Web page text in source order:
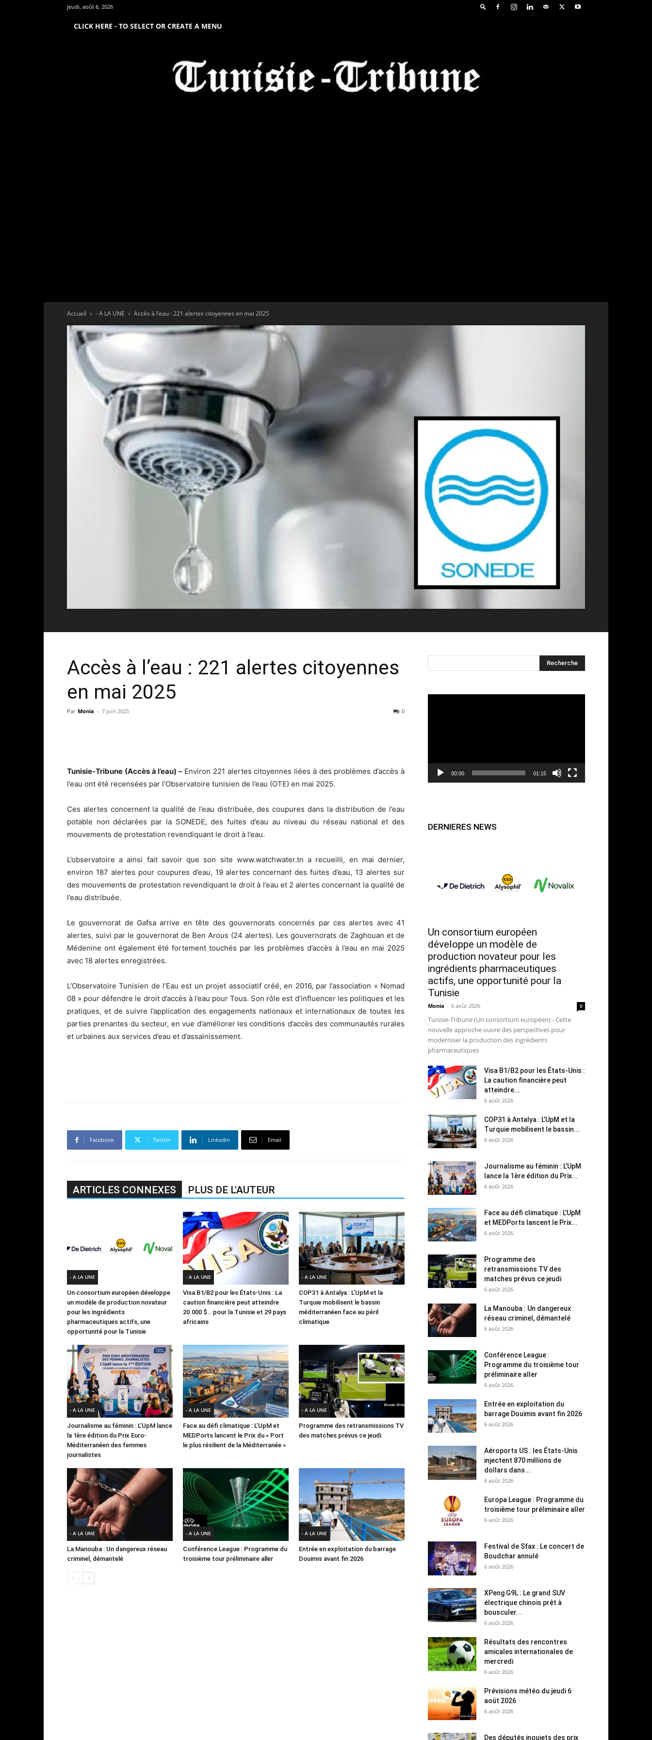
jeudi, août 6, 2026
CLICK HERE - TO SELECT OR CREATE A MENU
Accueil - A LA UNE Accès à l’eau : 221 alertes citoyennes en mai 2025
Accès à l’eau : 221 alertes citoyennes
en mai 2025
Par Monia - 7 juin 2025 0
Tunisie-Tribune (Accès à l’eau) – Environ 221 alertes citoyennes liées à des problèmes d’accès à
l’eau ont été recensées par l’Observatoire tunisien de l’eau (OTE) en mai 2025.
Ces alertes concernent la qualité de l’eau distribuée, des coupures dans la distribution de l’eau
potable non déclarées par la SONEDE, des fuites d’eau au niveau du réseau national et des
mouvements de protestation revendiquant le droit à l’eau.
L’observatoire a ainsi fait savoir que son site www.watchwater.tn a recueilli, en mai dernier,
environ 187 alertes pour coupures d’eau, 19 alertes concernant des fuites d’eau, 13 alertes sur
des mouvements de protestation revendiquant le droit à l’eau et 2 alertes concernant la qualité de
l’eau distribuée.
Le gouvernorat de Gafsa arrive en tête des gouvernorats concernés par ces alertes avec 41
alertes, suivi par le gouvernorat de Ben Arous (24 alertes). Les gouvernorats de Zaghouan et de
Médenine ont également été fortement touchés par les problèmes d’accès à l’eau en mai 2025
avec 18 alertes enregistrées.
L’Observatoire Tunisien de l’Eau est un projet associatif créé, en 2016, par l’association « Nomad
08 » pour défendre le droit d’accès à l’eau pour Tous. Son rôle est d’influencer les politiques et les
pratiques, et de suivre l’application des engagements nationaux et internationaux de toutes les
parties prenantes du secteur, en vue d’améliorer les conditions d’accès des communautés rurales
et urbaines aux services d’eau et d’assainissement.
Facebook Twitter Linkedin Email
ARTICLES CONNEXES PLUS DE L'AUTEUR
- A LA UNE
Un consortium européen développe
un modèle de production novateur
pour les ingrédients
pharmaceutiques actifs, une
opportunité pour la Tunisie
- A LA UNE
Visa B1/B2 pour les États-Unis : La
caution financière peut atteindre
20.000 $… pour la Tunisie et 29 pays
africains
- A LA UNE
COP31 à Antalya : L’UpM et la
Turquie mobilisent le bassin
méditerranéen face au péril
climatique
- A LA UNE
Journalisme au féminin : L’UpM lance
la 1ère édition du Prix Euro-
Méditerranéen des femmes
journalistes
- A LA UNE
Face au défi climatique : L’UpM et
MEDPorts lancent le Prix du « Port
le plus résilient de la Méditerranée »
- A LA UNE
Programme des retransmissions TV
des matches prévus ce jeudi
- A LA UNE
La Manouba : Un dangereux réseau
criminel, démantelé
- A LA UNE
Conférence League : Programme du
troisième tour préliminaire aller
- A LA UNE
Entrée en exploitation du barrage
Douimis avant fin 2026
00:00 01:15
DERNIERES NEWS
Un consortium européen
développe un modèle de
production novateur pour les
ingrédients pharmaceutiques
actifs, une opportunité pour la
Tunisie
Monia - 6 août 2026 0
Tunisie-Tribune (Un consortium européen) - Cette
nouvelle approche ouvre des perspectives pour
moderniser la production des ingrédients
pharmaceutiques
Visa B1/B2 pour les États-Unis :
La caution financière peut
atteindre...
6 août 2026
COP31 à Antalya : L’UpM et la
Turquie mobilisent le bassin...
6 août 2026
Journalisme au féminin : L’UpM
lance la 1ère édition du Prix...
6 août 2026
Face au défi climatique : L’UpM
et MEDPorts lancent le Prix...
6 août 2026
Programme des
retransmissions TV des
matches prévus ce jeudi
6 août 2026
La Manouba : Un dangereux
réseau criminel, démantelé
6 août 2026
Conférence League :
Programme du troisième tour
préliminaire aller
6 août 2026
Entrée en exploitation du
barrage Douimis avant fin 2026
6 août 2026
Aéroports US : les États-Unis
injectent 870 millions de
dollars dans...
6 août 2026
Europa League : Programme du
troisième tour préliminaire aller
6 août 2026
Festival de Sfax : Le concert de
Boudchar annulé
6 août 2026
XPeng G9L : Le grand SUV
électrique chinois prêt à
bousculer...
6 août 2026
Résultats des rencontres
amicales internationales de
mercredi
6 août 2026
Prévisions météo du jeudi 6
août 2026
6 août 2026
Des députés inquiets des prix